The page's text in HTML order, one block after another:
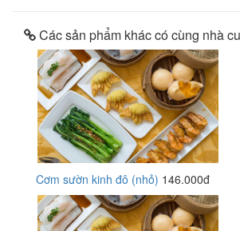
Các sản phẩm khác có cùng nhà
Cơm sườn kinh đô (nhỏ) 146.000đ